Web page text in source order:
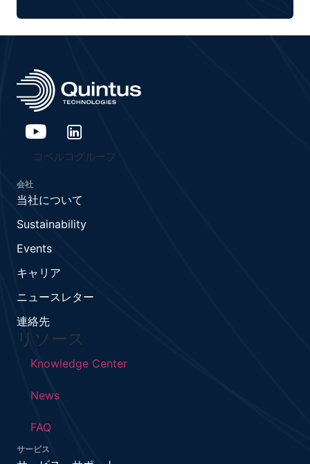
コベルコグループ
会社
当社について
Sustainability
Events
キャリア
ニュースレター
連絡先
リソース
Knowledge Center
News
FAQ
サービス